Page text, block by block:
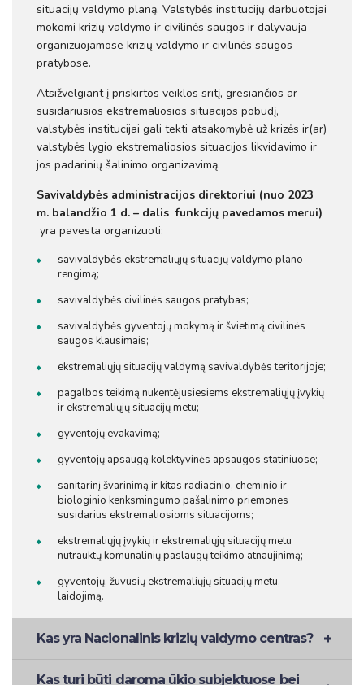
situacijų valdymo planą. Valstybės institucijų darbuotojai
mokomi krizių valdymo ir civilinės saugos ir dalyvauja
organizuojamose krizių valdymo ir civilinės saugos
pratybose.
Atsižvelgiant į priskirtos veiklos sritį, gresiančios ar
susidariusios ekstremaliosios situacijos pobūdį,
valstybės institucijai gali tekti atsakomybė už krizės ir(ar)
valstybės lygio ekstremaliosios situacijos likvidavimo ir
jos padarinių šalinimo organizavimą.
Savivaldybės administracijos direktoriui (nuo 2023
m. balandžio 1 d. – dalis funkcijų pavedamos merui)
yra pavesta organizuoti:
savivaldybės ekstremaliųjų situacijų valdymo plano
rengimą;
savivaldybės civilinės saugos pratybas;
savivaldybės gyventojų mokymą ir švietimą civilinės
saugos klausimais;
ekstremaliųjų situacijų valdymą savivaldybės teritorijoje;
pagalbos teikimą nukentėjusiesiems ekstremaliųjų įvykių
ir ekstremaliųjų situacijų metu;
gyventojų evakavimą;
gyventojų apsaugą kolektyvinės apsaugos statiniuose;
sanitarinį švarinimą ir kitas radiacinio, cheminio ir
biologinio kenksmingumo pašalinimo priemones
susidarius ekstremaliosioms situacijoms;
ekstremaliųjų įvykių ir ekstremaliųjų situacijų metu
nutrauktų komunalinių paslaugų teikimo atnaujinimą;
gyventojų, žuvusių ekstremaliųjų situacijų metu,
laidojimą.
Kas yra Nacionalinis krizių valdymo centras?
Kas turi būti daroma ūkio subjektuose bei